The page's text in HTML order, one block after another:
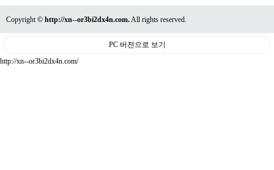
Copyright © http://xn--or3bi2dx4n.com.All rights reserved.
PC 버전으로 보기
http://xn--or3bi2dx4n.com/